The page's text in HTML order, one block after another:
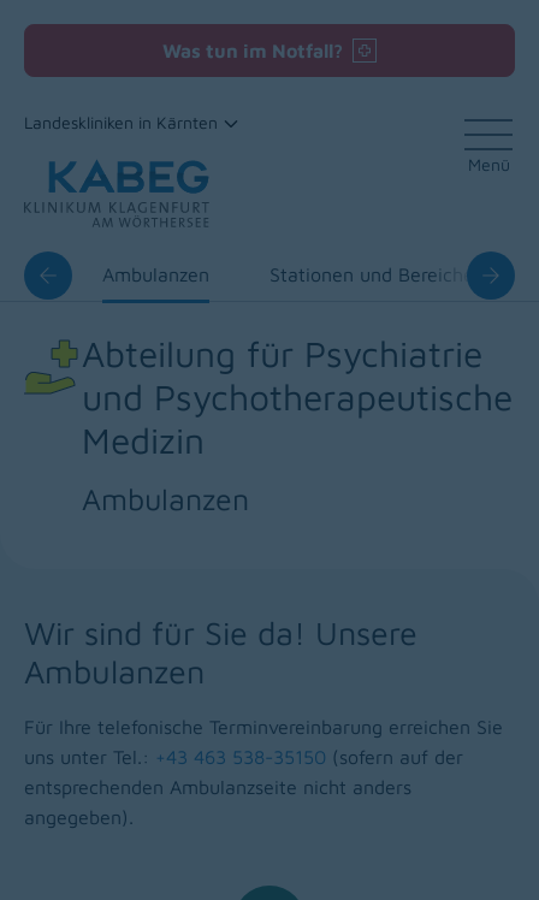
Zum Inhalt
Was tun im Notfall?
Landeskliniken in Kärnten
Menü
Ambulanzen Stationen und Bereiche
Abteilung für Psychiatrie
und Psychotherapeutische
Medizin
Ambulanzen
Wir sind für Sie da! Unsere
Ambulanzen
Für Ihre telefonische Terminvereinbarung erreichen Sie
uns unter Tel.: +43 463 538-35150 (sofern auf der
entsprechenden Ambulanzseite nicht anders
angegeben).